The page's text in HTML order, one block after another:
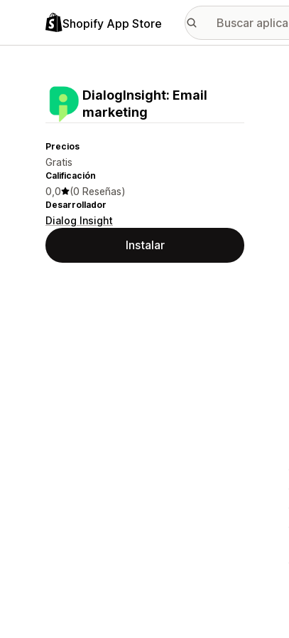
Shopify App Store
DialogInsight: Email
marketing
Precios
Gratis
Calificación
0,0 (0 Reseñas)
Desarrollador
Dialog Insight
Instalar